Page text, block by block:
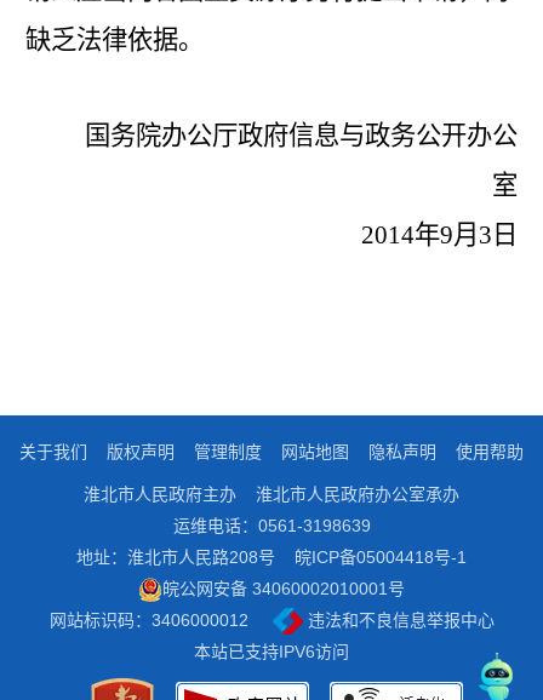
缺乏法律依据。
国务院办公厅政府信息与政务公开办公
室
2014年9月3日
关于我们 版权声明 管理制度 网站地图 隐私声明 使用帮助
淮北市人民政府主办
淮北市人民政府办公室承办
运维电话：0561-3198639
地址：淮北市人民路208号
皖ICP备05004418号-1
皖公网安备 34060002010001号
网站标识码：3406000012
违法和不良信息举报中心
本站已支持IPV6访问